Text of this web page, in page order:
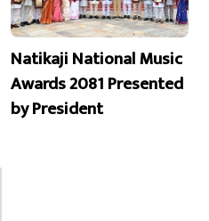
Natikaji National Music
Awards 2081 Presented
by President